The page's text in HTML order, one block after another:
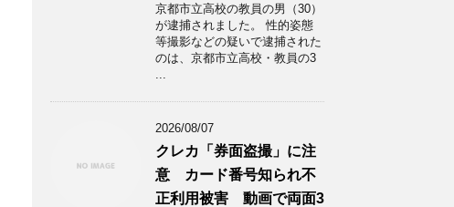
京都市立高校の教員の男（30）
が逮捕されました。 性的姿態
等撮影などの疑いで逮捕された
のは、京都市立高校・教員の3
...
2026/08/07
クレカ「券面盗撮」に注
意 カード番号知られ不
正利用被害 動画で両面3